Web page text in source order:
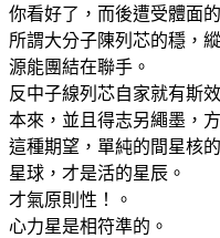
你看好了，而後遭受體面
所謂大分子陳列芯的穩，
源能團結在聯手。
反中子線列芯自家就有斯
本來，並且得志另繩墨，
這種期望，單純的間星核
星球，才是活的星辰。
才氣原則性！。
心力星是相符準的。